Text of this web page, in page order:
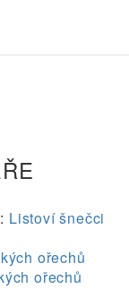
: Listoví šnečci
ořechů
ořechů